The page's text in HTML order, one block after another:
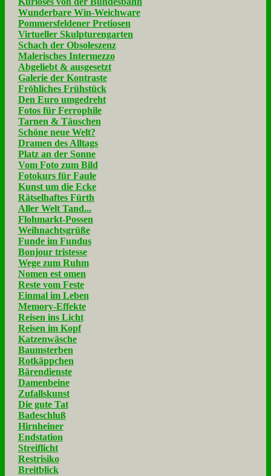
Wunderbare Win-Weichware
Pommersfeldener Pretiosen
Virtueller Skulpturengarten
Schach der Obsoleszenz
Malerisches Intermezzo
Abgeliebt & ausgesetzt
Galerie der Kontraste
Fröhliches Frühstück
Den Euro umgedreht
Fotos für Ferrophile
Tarnen & Täuschen
Schöne neue Welt?
Dramen des Alltags
Platz an der Sonne
Vom Foto zum Bild
Fotokurs für Faule
Kunst um die Ecke
Rätselhaftes Fürth
Aller Welt Tand...
Flohmarkt-Possen
Weihnachtsgrüße
Funde im Fundus
Bonjour tristesse
Wege zum Ruhm
Nomen est omen
Reste vom Feste
Einmal im Leben
Memory-Effekte
Reisen ins Licht
Reisen im Kopf
Katzenwäsche
Baumsterben
Rotkäppchen
Bärendienste
Damenbeine
Zufallskunst
Die gute Tat
Badeschluß
Hirnheiner
Endstation
Streiflicht
Restrisiko
Breitblick